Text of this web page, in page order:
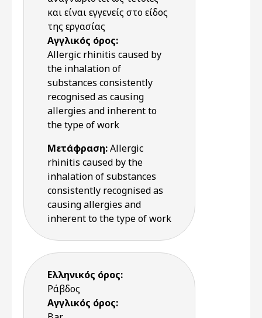
και είναι εγγενείς στο είδος
της εργασίας
Αγγλικός όρος:
Allergic rhinitis caused by
the inhalation of
substances consistently
recognised as causing
allergies and inherent to
the type of work
Μετάφραση:Allergic
rhinitis caused by the
inhalation of substances
consistently recognised as
causing allergies and
inherent to the type of work
Ελληνικός όρος:
Ράβδος
Αγγλικός όρος: